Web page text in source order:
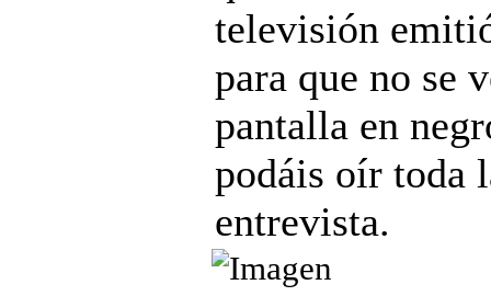
televisión
para que no se
pantalla en
podáis oír toda
entrevista.